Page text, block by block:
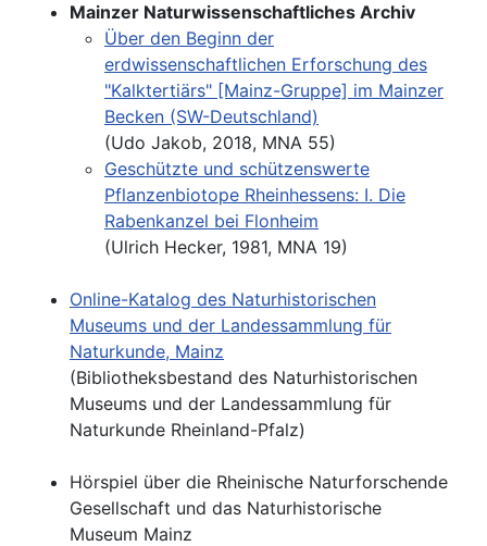
Mainzer Naturwissenschaftliches Archiv
Über den Beginn der
erdwissenschaftlichen Erforschung des
"Kalktertiärs" [Mainz-Gruppe] im Mainzer
Becken (SW-Deutschland)
(Udo Jakob, 2018, MNA 55)
Geschützte und schützenswerte
Pflanzenbiotope Rheinhessens: I. Die
Rabenkanzel bei Flonheim
(Ulrich Hecker, 1981, MNA 19)
Online-Katalog des Naturhistorischen
Museums und der Landessammlung für
Naturkunde, Mainz
(Bibliotheksbestand des Naturhistorischen
Museums und der Landessammlung für
Naturkunde Rheinland-Pfalz)
Hörspiel über die Rheinische Naturforschende
Gesellschaft und das Naturhistorische
Museum Mainz